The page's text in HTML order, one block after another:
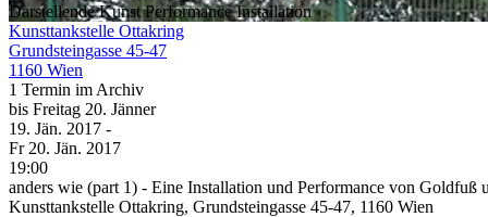
Darstellende KunstPerformanceInstallation
Kunsttankstelle Ottakring
Grundsteingasse 45-47
1160 Wien
1 Termin im Archiv
bis Freitag 20. Jänner
19. Jän. 2017 -
Fr 20. Jän. 2017
19:00
anders wie (part 1) - Eine Installation und Performance von Goldfuß
Kunsttankstelle Ottakring, Grundsteingasse 45-47, 1160 Wien